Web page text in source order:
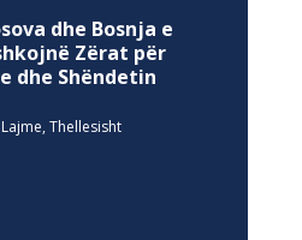
dhe Bosnja e
Zërat për
dhe Shëndetin
Lajme, Thellesisht